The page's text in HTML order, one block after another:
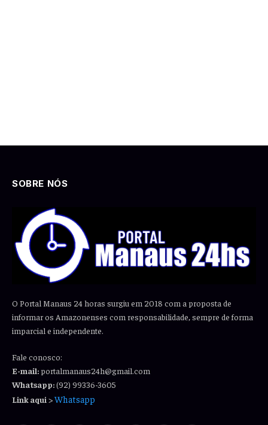
SOBRE NÓS
O Portal Manaus 24 horas surgiu em 2018 com a proposta de
informar os Amazonenses com responsabilidade, sempre de forma
imparcial e independente.
Fale conosco:
E-mail:portalmanaus24h@gmail.com
Whatsapp:(92) 99336-3605
Link aqui >Whatsapp